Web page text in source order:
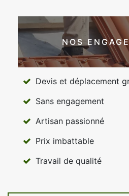
NOS
Devis et déplacement
Sans engagement
Artisan passionné
Prix imbattable
Travail de qualité